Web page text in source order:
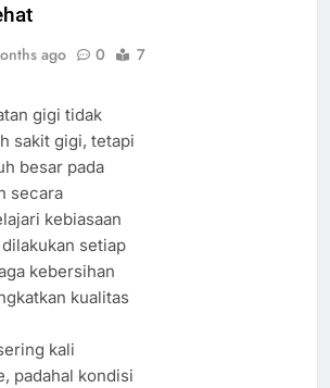
ago 0
7
gigi tidak
sakit gigi, tetapi
besar pada
secara
kebiasaan
setiap
kebersihan
kualitas
kali
padahal kondisi